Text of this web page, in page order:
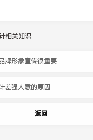
相关知识
牌形象宣传很重要
差强人意的原因
返回